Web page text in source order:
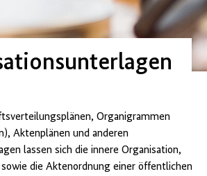
Organigrammen
Aktenplänen und anderen
lassen sich die innere Organisation,
die Aktenordnung einer öffentlichen